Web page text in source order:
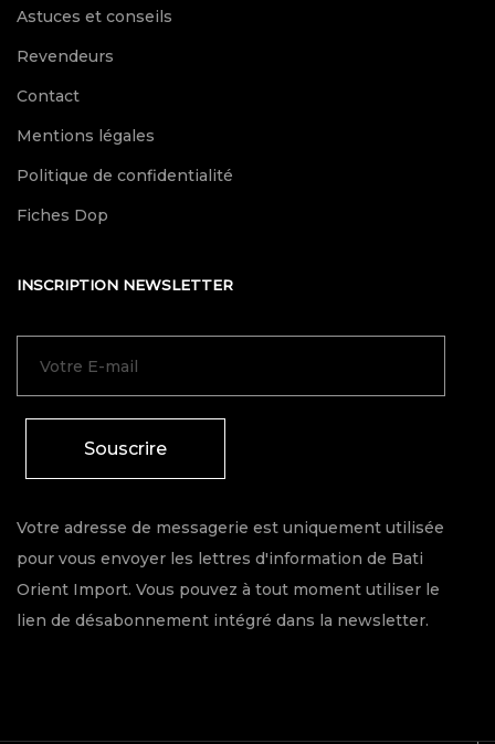
Astuces et conseils
Revendeurs
Contact
Mentions légales
Politique de confidentialité
Fiches Dop
INSCRIPTION NEWSLETTER
Souscrire
Votre adresse de messagerie est uniquement utilisée
pour vous envoyer les lettres d'information de Bati
Orient Import. Vous pouvez à tout moment utiliser le
lien de désabonnement intégré dans la newsletter.